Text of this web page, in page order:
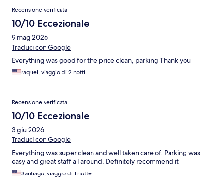
Recensione verificata
10/10 Eccezionale
9 mag 2026
Traduci con Google
Everything was good for the price clean, parking Thank you
raquel, viaggio di 2 notti
Recensione verificata
10/10 Eccezionale
3 giu 2026
Traduci con Google
Everything was super clean and well taken care of. Parking was
easy and great staff all around. Definitely recommend it
Santiago, viaggio di 1 notte